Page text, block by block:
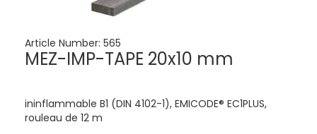
Article Number: 565
MEZ-IMP-TAPE 20x10 mm
ininflammable B1 (DIN 4102-1), EMICODE® EC1PLUS,
rouleau de 12 m